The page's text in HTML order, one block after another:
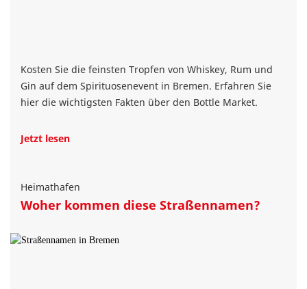
Kosten Sie die feinsten Tropfen von Whiskey, Rum und
Gin auf dem Spirituosenevent in Bremen. Erfahren Sie
hier die wichtigsten Fakten über den Bottle Market.
Jetzt lesen
Heimathafen
Woher kommen diese Straßennamen?